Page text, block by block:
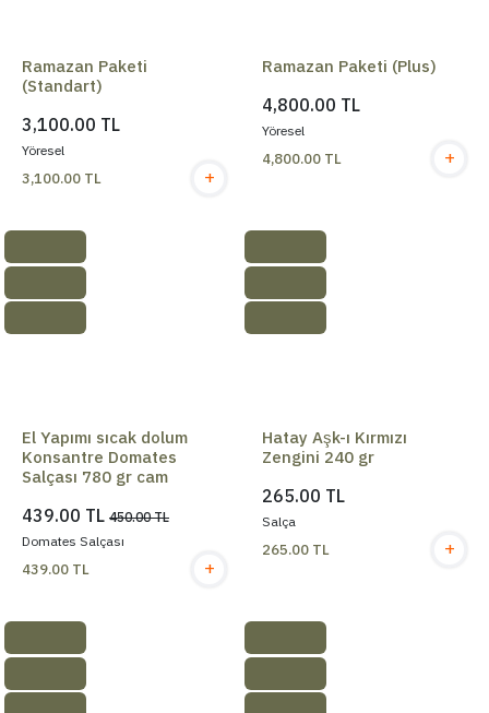
Ramazan Paketi
(Standart)
3,100.00 TL
Yöresel
3,100.00 TL +
Ramazan Paketi (Plus)
4,800.00 TL
Yöresel
4,800.00 TL +
El Yapımı sıcak dolum
Konsantre Domates
Salçası 780 gr cam
439.00 TL 450.00 TL
Domates Salçası
439.00 TL +
Hatay Aşk-ı Kırmızı
Zengini 240 gr
265.00 TL
Salça
265.00 TL +